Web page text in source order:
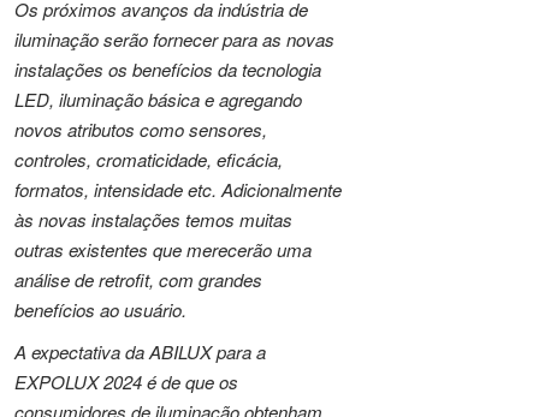
Os próximos avanços da indústria de
iluminação serão fornecer para as novas
instalações os benefícios da tecnologia
LED, iluminação básica e agregando
novos atributos como sensores,
controles, cromaticidade, eficácia,
formatos, intensidade etc. Adicionalmente
às novas instalações temos muitas
outras existentes que merecerão uma
análise de retrofit, com grandes
benefícios ao usuário.
A expectativa da ABILUX para a
EXPOLUX 2024 é de que os